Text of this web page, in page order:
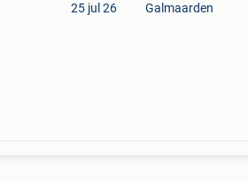
25 jul 26 Galmaarden